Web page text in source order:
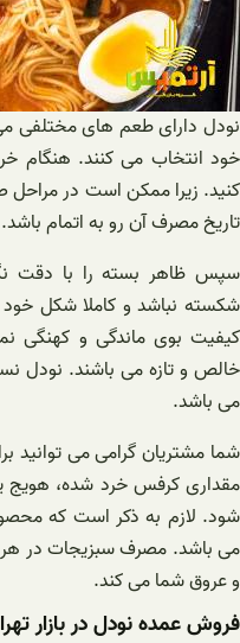
نودل دارای طعم های مختلفی
خود انتخاب می کنند. هنگام
کنید. زیرا ممکن است در مراحل
تاریخ مصرف آن رو به اتمام باشد‌.
سپس ظاهر بسته را با دقت
شکسته نباشد و کاملا شکل
کیفیت بوی ماندگی و کهنگی
خالص و تازه می باشند. نودل
می باشد.
شما مشتریان گرامی می توانید
مقداری کرفس خرد شده، هویج
شود. لازم به ذکر است که
می باشد. مصرف سبزیجات در
و عروق شما می کند.
فروش عمده نودل در بازار